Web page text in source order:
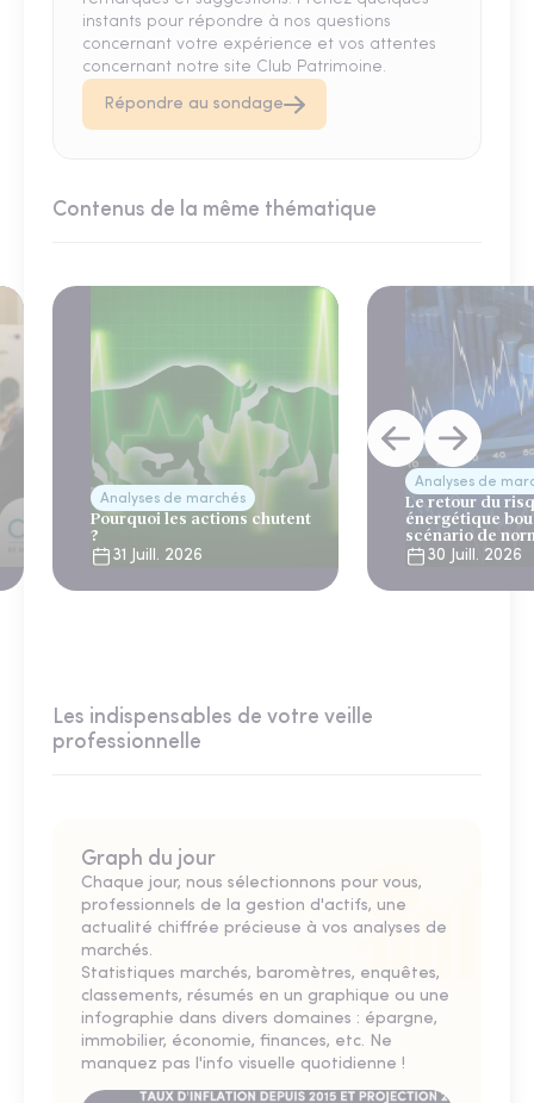
instants pour répondre à nos questions
concernant votre expérience et vos attentes
concernant notre site Club Patrimoine.
Répondre au sondage
Contenus de la même thématique
Analyses de marchés
Pourquoi les actions chutent
?
31 Juill. 2026
Analyses de
Le retour du
énergétique
scénario de
30 Juill. 2026
Les indispensables de votre veille
professionnelle
Graph du jour
Chaque jour, nous sélectionnons pour vous,
professionnels de la gestion d'actifs, une
actualité chiffrée précieuse à vos analyses de
marchés.
Statistiques marchés, baromètres, enquêtes,
classements, résumés en un graphique ou une
infographie dans divers domaines : épargne,
immobilier, économie, finances, etc. Ne
manquez pas l'info visuelle quotidienne !